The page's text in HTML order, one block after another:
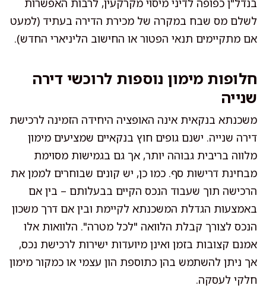
לשלם מס שבח במקרה של מכירת הדירה בעתיד (למעט
אם מתקיימים תנאי הפטור או החישוב הליניארי החדש).
חלופות מימון נוספות לרוכשי דירה
שנייה
משכנתא בנקאית אינה האופציה היחידה הזמינה לרכישת
דירה שנייה. ישנם גופים חוץ בנקאיים שמציעים מימון
מלווה בריבית גבוהה יותר, אך גם בגמישות מסוימת
מבחינת דרישות סף. כמו כן, יש קונים שבוחרים לממן את
הרכישה תוך שעבוד הנכס הקיים בבעלותם – בין אם
באמצעות הגדלת המשכנתא לקיימת ובין אם דרך משכון
הנכס לצורך קבלת הלוואה "לכל מטרה". הלוואות אלו
אמנם קצובות בזמן ואינן מיועדות ישירות לרכישת נכס,
אך ניתן להשתמש בהן כתוספת הון עצמי או כמקור מימון
חלקי לעסקה.